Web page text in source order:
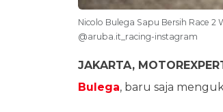
Nicolo Bulega Sapu Bersih Race 2
@aruba.it_racing-instagram
JAKARTA,
Bulega, baru saja